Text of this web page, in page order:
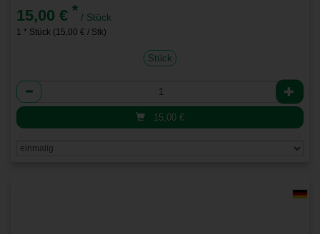
15,00 € * / Stück
1 * Stück (15,00 € / Stk)
Stück
Anzahl
15,00 €